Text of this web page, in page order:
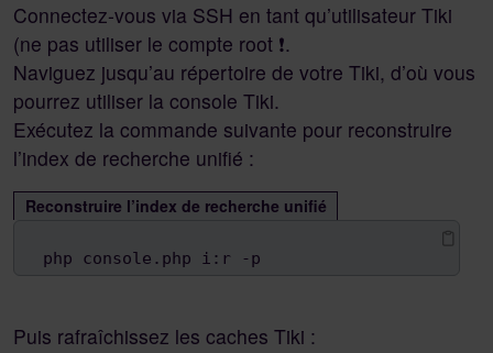
Connectez-vous via SSH en tant qu’utilisateur Tiki
(ne pas utiliser le compte root ❗.
Naviguez jusqu’au répertoire de votre Tiki, d’où vous
pourrez utiliser la console Tiki.
Exécutez la commande suivante pour reconstruire
l’index de recherche unifié :
Reconstruire l’index de recherche unifié
php console.php i:r -p
Puis rafraîchissez les caches Tiki :